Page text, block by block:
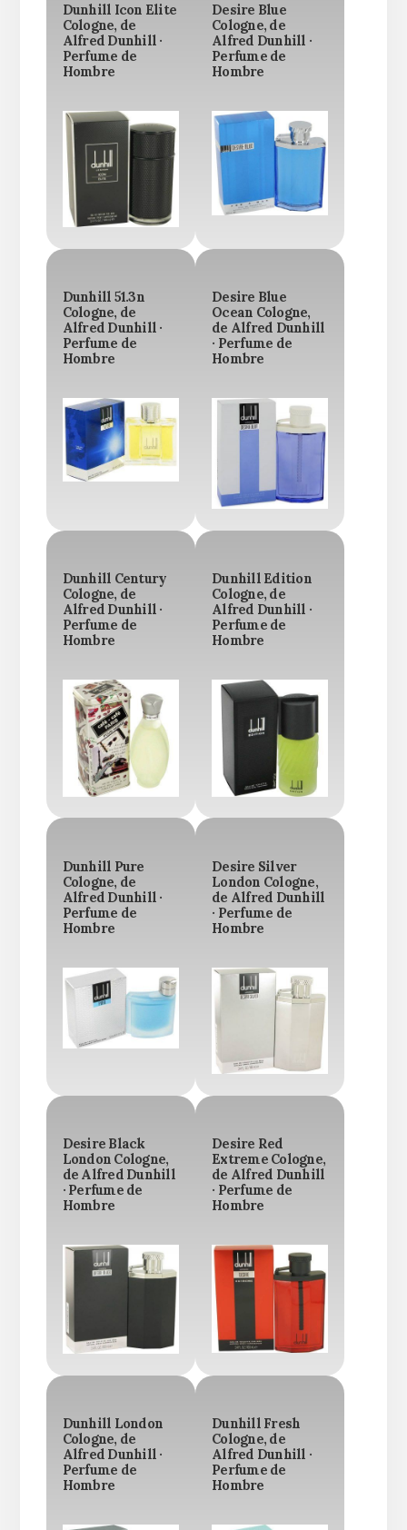
Dunhill Icon Elite
Cologne, de
Alfred Dunhill ·
Perfume de
Hombre
Desire Blue
Cologne, de
Alfred Dunhill ·
Perfume de
Hombre
Dunhill 51.3n
Cologne, de
Alfred Dunhill ·
Perfume de
Hombre
Desire Blue
Ocean Cologne,
de Alfred Dunhill
· Perfume de
Hombre
Dunhill Century
Cologne, de
Alfred Dunhill ·
Perfume de
Hombre
Dunhill Edition
Cologne, de
Alfred Dunhill ·
Perfume de
Hombre
Dunhill Pure
Cologne, de
Alfred Dunhill ·
Perfume de
Hombre
Desire Silver
London Cologne,
de Alfred Dunhill
· Perfume de
Hombre
Desire Black
London Cologne,
de Alfred Dunhill
· Perfume de
Hombre
Desire Red
Extreme Cologne,
de Alfred Dunhill
· Perfume de
Hombre
Dunhill London
Cologne, de
Alfred Dunhill ·
Perfume de
Hombre
Dunhill Fresh
Cologne, de
Alfred Dunhill ·
Perfume de
Hombre